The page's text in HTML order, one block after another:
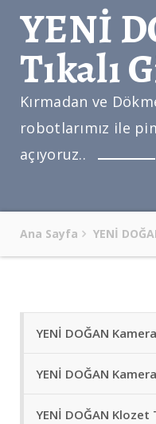
YENİ
Tıkalı
Kırmadan ve
robotlarımız ile
açıyoruz..
Ana Sayfa YENİ
YENİ DOĞAN
YENİ DOĞAN
YENİ DOĞAN Klozet